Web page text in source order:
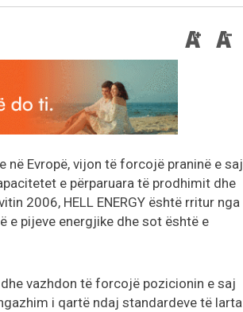
në Evropë, vijon të forcojë praninë e saj
e përparuara të prodhimit dhe
2006, HELL ENERGY është rritur nga
e pijeve energjike dhe sot është e
dhe vazhdon të forcojë pozicionin e saj
i qartë ndaj standardeve të larta